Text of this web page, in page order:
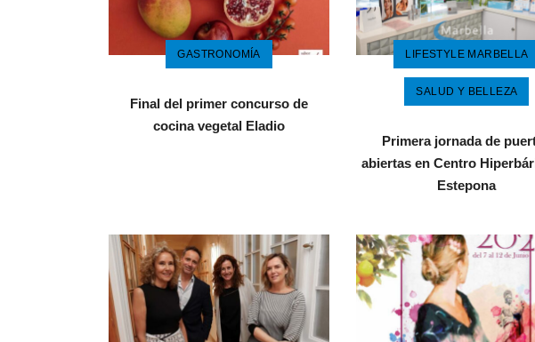
GASTRONOMÍA
Final del primer concurso de
cocina vegetal Eladio
LIFESTYLE MARBELLA
SALUD Y BELLEZA
Primera jornada de
abiertas en Centro
Estepona